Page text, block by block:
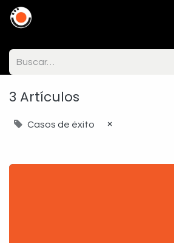
3 Artículos
Casos de éxito ×